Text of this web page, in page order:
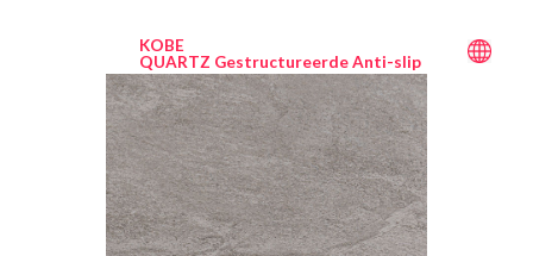
KOBE
QUARTZ Gestructureerde Anti-slip